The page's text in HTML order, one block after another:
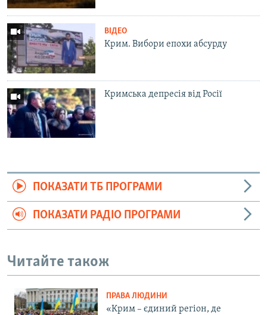
ВІДЕО
Крим. Вибори епохи абсурду
Кримська депресія від Росії
ПОКАЗАТИ ТБ ПРОГРАМИ
ПОКАЗАТИ РАДІО ПРОГРАМИ
Читайте також
ПРАВА ЛЮДИНИ
«Крим – єдиний регіон, де